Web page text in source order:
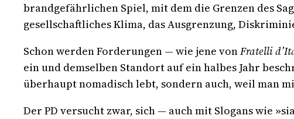
brandgefährlichen Spiel, mit dem die Grenzen des
gesellschaftliches Klima, das Ausgrenzung,
Schon werden Forderungen — wie jene vonFratelli
ein und demselben Standort auf ein halbes Jahr
überhaupt nomadisch lebt, sondern auch, weil man
Der PD versucht zwar, sich — auch mit Slogans wie